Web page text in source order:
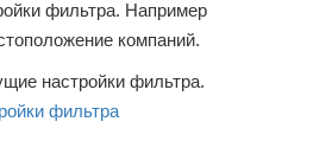
фильтра. Например
компаний.
настройки фильтра.
фильтра